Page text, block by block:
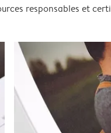
responsables et